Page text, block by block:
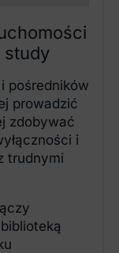
study
pośredników
prowadzić
zdobywać
i
trudnymi